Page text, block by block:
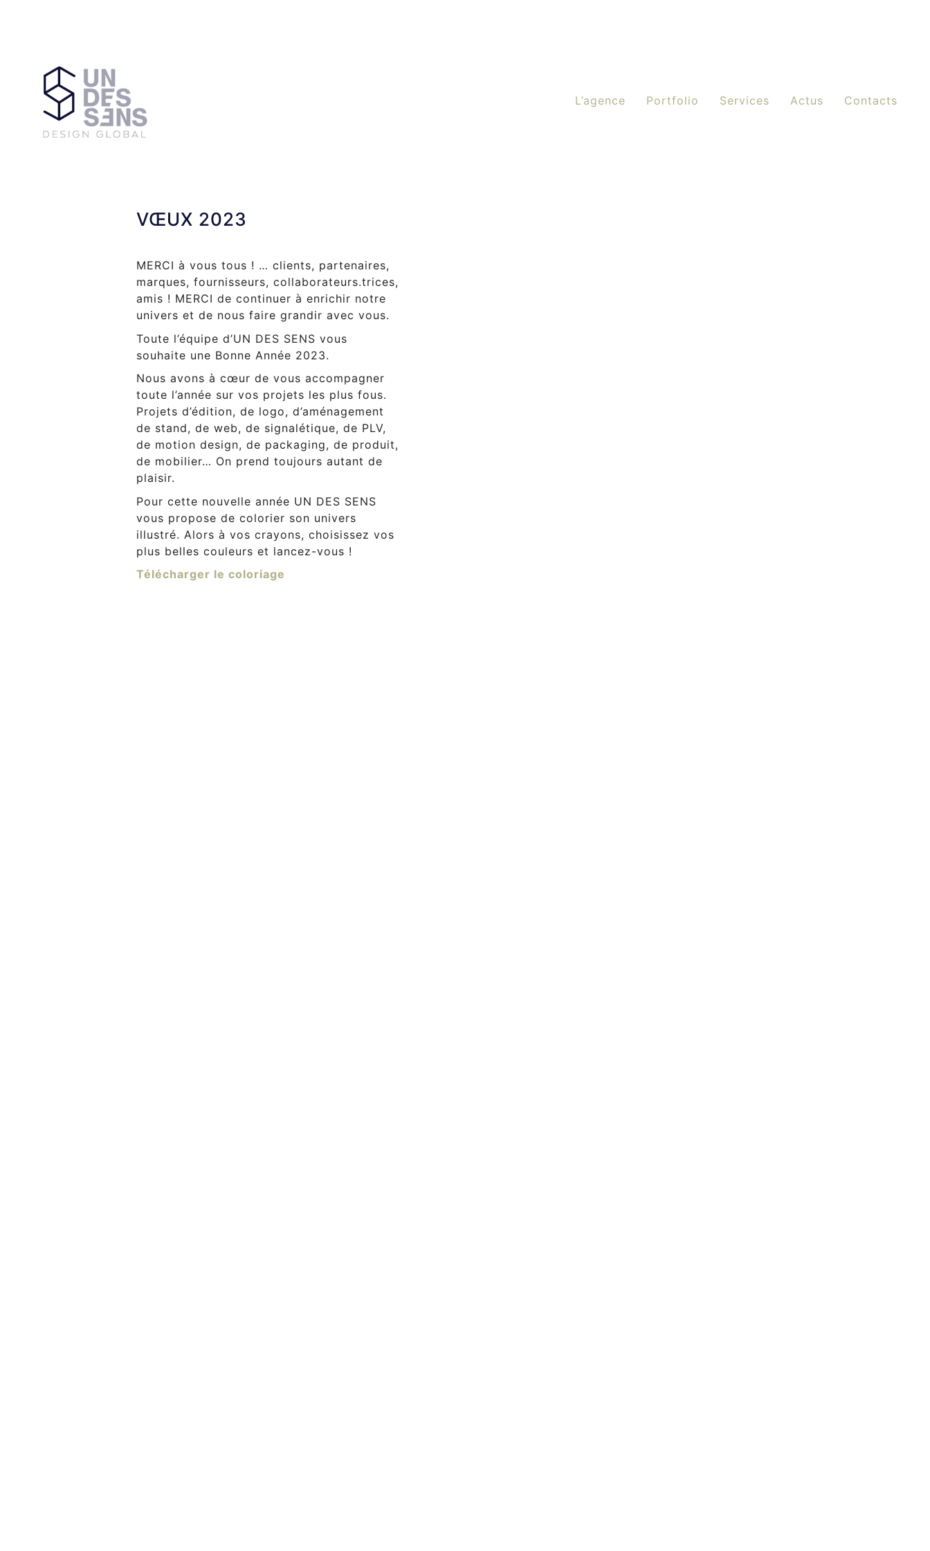
L’agence Portfolio Services Actus Contacts
VŒUX 2023
MERCI à vous tous ! … clients, partenaires,
marques, fournisseurs, collaborateurs.trices,
amis ! MERCI de continuer à enrichir notre
univers et de nous faire grandir avec vous.
Toute l’équipe d’UN DES SENS vous
souhaite une Bonne Année 2023.
Nous avons à cœur de vous accompagner
toute l’année sur vos projets les plus fous.
Projets d’édition, de logo, d’aménagement
de stand, de web, de signalétique, de PLV,
de motion design, de packaging, de produit,
de mobilier… On prend toujours autant de
plaisir.
Pour cette nouvelle année UN DES SENS
vous propose de colorier son univers
illustré. Alors à vos crayons, choisissez vos
plus belles couleurs et lancez-vous !
Télécharger le coloriage